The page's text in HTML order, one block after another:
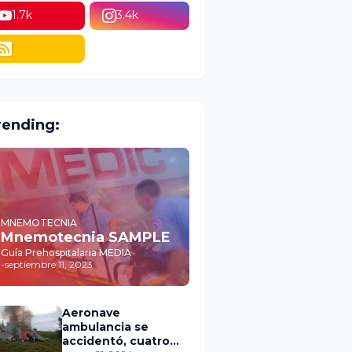
1.7k 3.4k
MNEMOTECNIA
Mnemotecnia SAMPLE
Guía Prehospitalaria MEDIA
-septiembre 11, 2023
Aeronave
ambulancia se
accidentó, cuatro